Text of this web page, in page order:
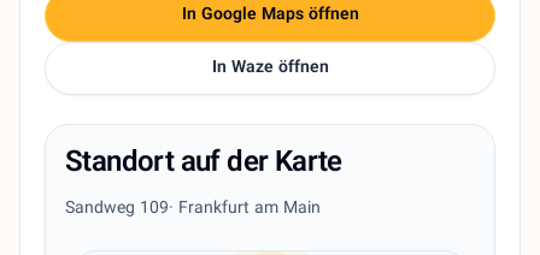
In Google Maps öffnen
In Waze öffnen
Standort auf der Karte
Sandweg 109· Frankfurt am Main